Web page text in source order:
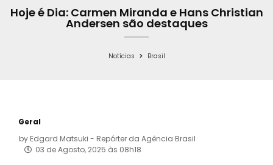
o
e g
r
a
e
b
Hoje é Dia: Carmen Miranda e Hans Christian
Andersen são destaques
Notícias Brasil
Geral
by Edgard Matsuki - Repórter da Agência Brasil
03 de Agosto, 2025 às 08h18